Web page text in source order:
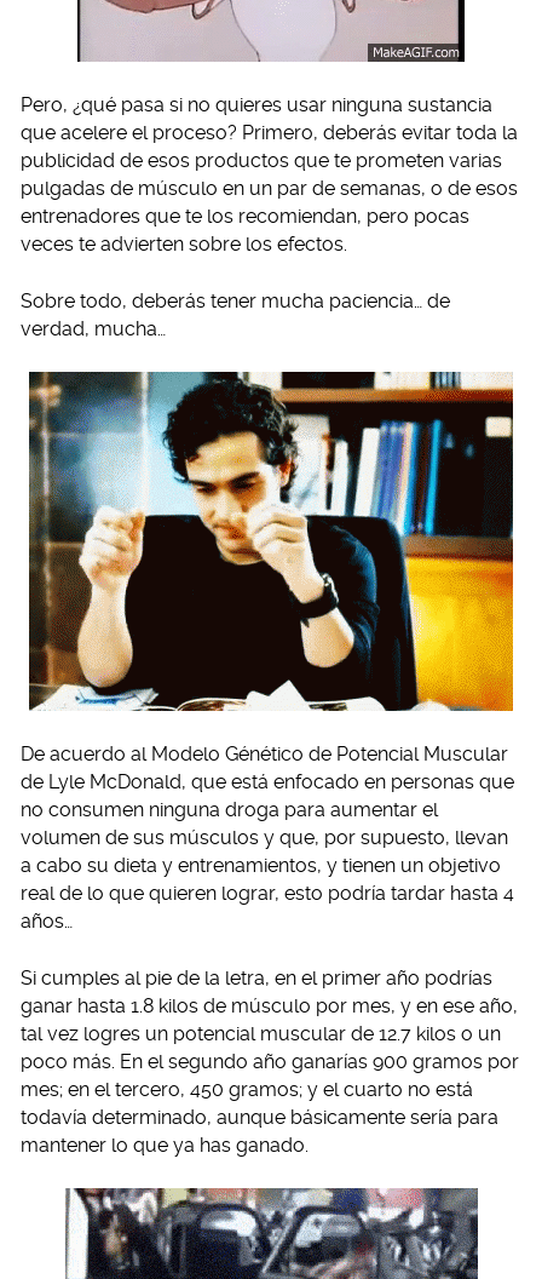
Pero, ¿qué pasa si no quieres usar ninguna sustancia
que acelere el proceso? Primero, deberás evitar toda la
publicidad de esos productos que te prometen varias
pulgadas de músculo en un par de semanas, o de esos
entrenadores que te los recomiendan, pero pocas
veces te advierten sobre los efectos.
Sobre todo, deberás tener mucha paciencia… de
verdad, mucha…
De acuerdo al Modelo Génético de Potencial Muscular
de Lyle McDonald, que está enfocado en personas que
no consumen ninguna droga para aumentar el
volumen de sus músculos y que, por supuesto, llevan
a cabo su dieta y entrenamientos, y tienen un objetivo
real de lo que quieren lograr, esto podría tardar hasta 4
años…
Si cumples al pie de la letra, en el primer año podrías
ganar hasta 1.8 kilos de músculo por mes, y en ese año,
tal vez logres un potencial muscular de 12.7 kilos o un
poco más. En el segundo año ganarías 900 gramos por
mes; en el tercero, 450 gramos; y el cuarto no está
todavía determinado, aunque básicamente sería para
mantener lo que ya has ganado.